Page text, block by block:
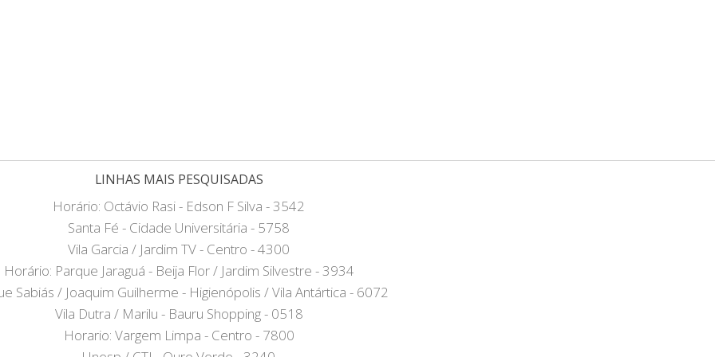
LINHAS MAIS PESQUISADAS
Horário: Octávio Rasi - Edson F Silva - 3542
Santa Fé - Cidade Universitária - 5758
Vila Garcia / Jardim TV - Centro - 4300
Horário: Parque Jaraguá - Beija Flor / Jardim Silvestre - 3934
Sabiás / Joaquim Guilherme - Higienópolis / Vila Antártica - 6072
Vila Dutra / Marilu - Bauru Shopping - 0518
Horario: Vargem Limpa - Centro - 7800